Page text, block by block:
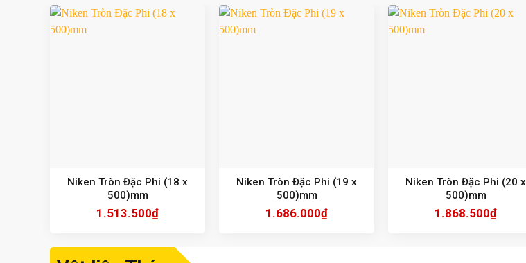
Niken Tròn Đặc Phi (18 x
500)mm
1.513.500₫
Niken Tròn Đặc Phi (19 x
500)mm
1.686.000₫
Niken Tròn Đặc Phi (20 x
500)mm
1.868.500₫